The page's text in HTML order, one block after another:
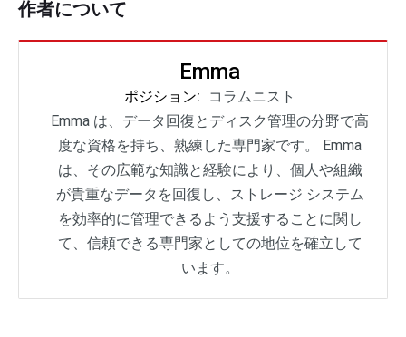
作者について
Emma
ポジション:
コラムニスト
Emma は、データ回復とディスク管理の分野で高
度な資格を持ち、熟練した専門家です。 Emma
は、その広範な知識と経験により、個人や組織
が貴重なデータを回復し、ストレージ システム
を効率的に管理できるよう支援することに関し
て、信頼できる専門家としての地位を確立して
います。